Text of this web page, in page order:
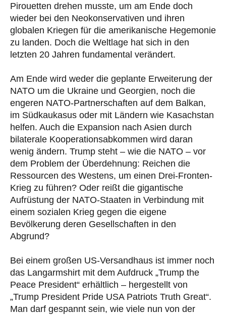
Pirouetten drehen musste, um am Ende doch
wieder bei den Neokonservativen und ihren
globalen Kriegen für die amerikanische Hegemonie
zu landen. Doch die Weltlage hat sich in den
letzten 20 Jahren fundamental verändert.
Am Ende wird weder die geplante Erweiterung der
NATO um die Ukraine und Georgien, noch die
engeren NATO-Partnerschaften auf dem Balkan,
im Südkaukasus oder mit Ländern wie Kasachstan
helfen. Auch die Expansion nach Asien durch
bilaterale Kooperationsabkommen wird daran
wenig ändern. Trump steht – wie die NATO – vor
dem Problem der Überdehnung: Reichen die
Ressourcen des Westens, um einen Drei-Fronten-
Krieg zu führen? Oder reißt die gigantische
Aufrüstung der NATO-Staaten in Verbindung mit
einem sozialen Krieg gegen die eigene
Bevölkerung deren Gesellschaften in den
Abgrund?
Bei einem großen US-Versandhaus ist immer noch
das Langarmshirt mit dem Aufdruck „Trump the
Peace President“ erhältlich – hergestellt von
„Trump President Pride USA Patriots Truth Great“.
Man darf gespannt sein, wie viele nun von der